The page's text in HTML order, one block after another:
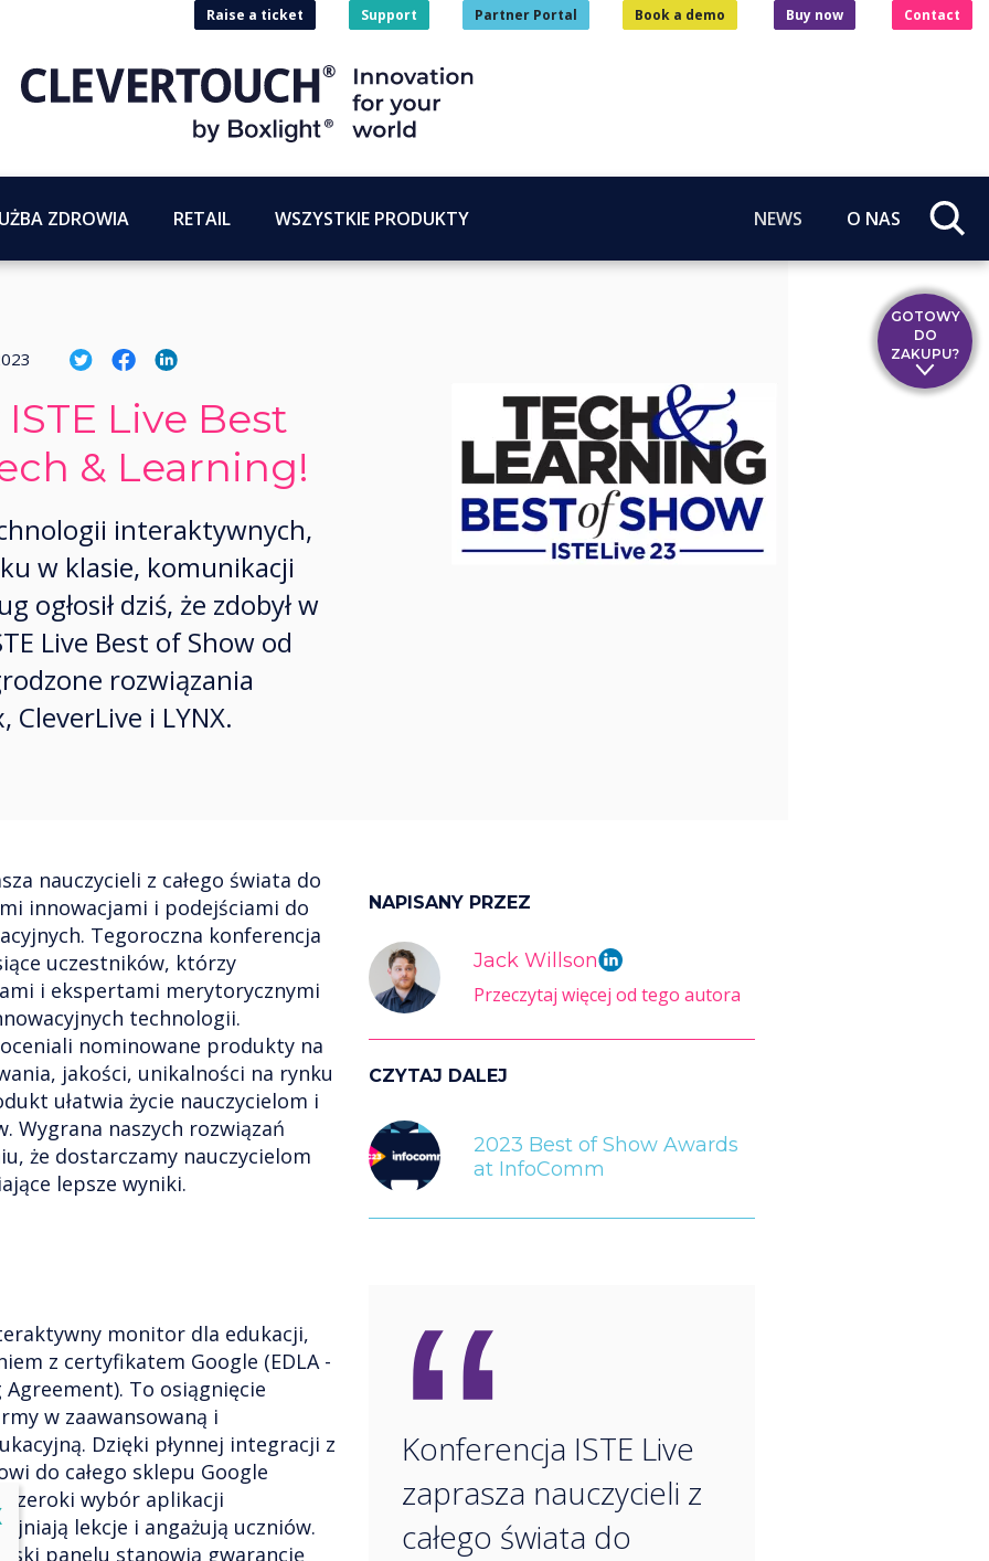
Raise a ticket Support Partner Portal Book a demo Buy now Contact
ZDROWIA RETAIL WSZYSTKIE PRODUKTY NEWS O NAS
Live Best
& Learning!
interaktywnych,
w klasie, komunikacji
ogłosił dziś, że zdobył w
Live Best of Show od
rozwiązania
CleverLive i LYNX.
nauczycieli z całego świata do
innowacjami i podejściami do
Tegoroczna konferencja
uczestników, którzy
i ekspertami merytorycznymi
technologii.
nominowane produkty na
jakości, unikalności na rynku
ułatwia życie nauczycielom i
Wygrana naszych rozwiązań
że dostarczamy nauczycielom
lepsze wyniki.
monitor dla edukacji,
z certyfikatem Google (EDLA -
To osiągnięcie
w zaawansowaną i
Dzięki płynnej integracji z
do całego sklepu Google
szeroki wybór aplikacji
lekcje i angażują uczniów.
panelu stanowią gwarancję
NAPISANY PRZEZ
Jack Willson
Przeczytaj więcej od tego autora
CZYTAJ DALEJ
2023 Best of Show Awards
at InfoComm
“
Konferencja ISTE Live
zaprasza nauczycieli z
całego świata do
GOTOWY
DO
ZAKUPU?